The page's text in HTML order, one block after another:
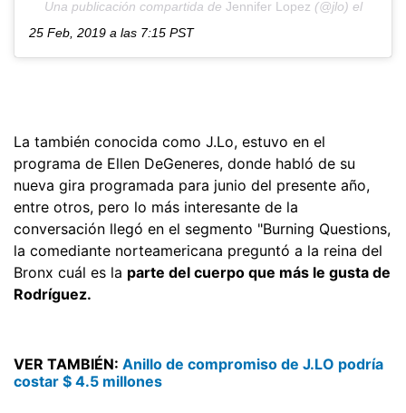
Una publicación compartida de Jennifer Lopez (@jlo) el
25 Feb, 2019 a las 7:15 PST
La también conocida como J.Lo, estuvo en el
programa de Ellen DeGeneres, donde habló de su
nueva gira programada para junio del presente año,
entre otros, pero lo más interesante de la
conversación llegó en el segmento "Burning Questions,
la comediante norteamericana preguntó a la reina del
Bronx cuál es la parte del cuerpo que más le gusta de
Rodríguez.
VER TAMBIÉN: Anillo de compromiso de J.LO podría
costar $ 4.5 millones